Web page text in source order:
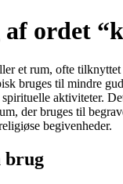
ordet
et rum, ofte
bruges til mindre
aktiviteter.
der bruges til
begivenheder.
brug